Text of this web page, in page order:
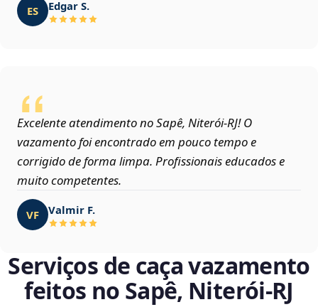
ES Edgar S.
Excelente atendimento no Sapê, Niterói‑RJ! O
vazamento foi encontrado em pouco tempo e
corrigido de forma limpa. Profissionais educados e
muito competentes.
VF Valmir F.
Serviços de caça vazamento
feitos no Sapê, Niterói‑RJ